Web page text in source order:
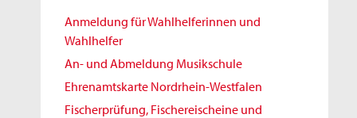
Anmeldung für Wahlhelferinnen und
Wahlhelfer
An- und Abmeldung Musikschule
Ehrenamtskarte Nordrhein-Westfalen
Fischerprüfung, Fischereischeine und